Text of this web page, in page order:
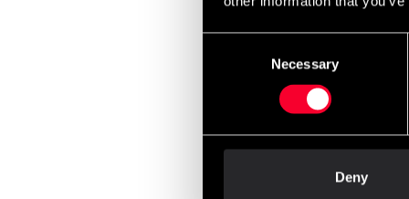
Necessary
Deny
ostoksestasi.
kaksitoista
vuosi